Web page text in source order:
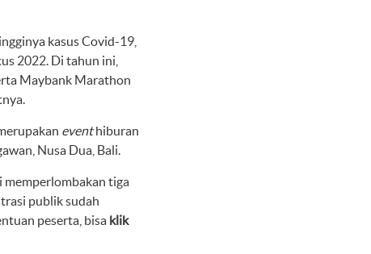
kasus Covid-19,
2022. Di tahun ini,
Maybank Marathon
eventhiburan
Nusa Dua, Bali.
tiga
publik sudah
peserta, bisa klik